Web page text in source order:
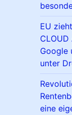
EU
Google
unter
eine